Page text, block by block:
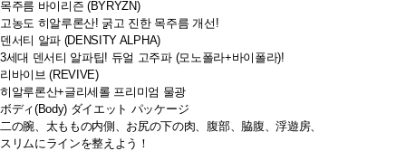
목주름 바이리즌 (BYRYZN)
고농도 히알루론산! 굵고 진한 목주름 개선!
덴서티 알파 (DENSITY ALPHA)
3세대 덴서티 알파팁! 듀얼 고주파 (모노폴라+바이폴라)!
리바이브 (REVIVE)
히알루론산+글리세롤 프리미엄 물광
ボディ(Body) ダイエット パッケージ
二の腕、太ももの内側、お尻の下の肉、腹部、脇腹、浮遊房、
スリムにラインを整えよう！